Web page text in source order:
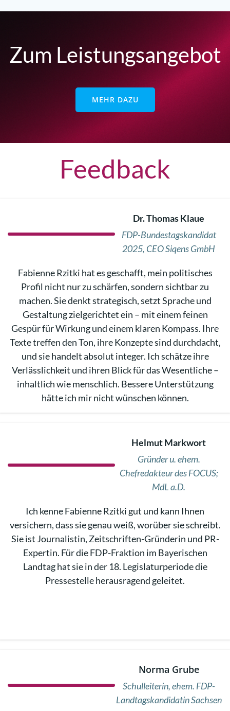
Zum Leistungsangebot
MEHR DAZU
Feedback
Dr. Thomas Klaue
FDP-Bundestagskandidat
2025, CEO Siqens GmbH
Fabienne Rzitki hat es geschafft, mein politisches
Profil nicht nur zu schärfen, sondern sichtbar zu
machen. Sie denkt strategisch, setzt Sprache und
Gestaltung zielgerichtet ein – mit einem feinen
Gespür für Wirkung und einem klaren Kompass. Ihre
Texte treffen den Ton, ihre Konzepte sind durchdacht,
und sie handelt absolut integer. Ich schätze ihre
Verlässlichkeit und ihren Blick für das Wesentliche –
inhaltlich wie menschlich. Bessere Unterstützung
hätte ich mir nicht wünschen können.
Helmut Markwort
Gründer u. ehem.
Chefredakteur des FOCUS;
MdL a.D.
Ich kenne Fabienne Rzitki gut und kann Ihnen
versichern, dass sie genau weiß, worüber sie schreibt.
Sie ist Journalistin, Zeitschriften-Gründerin und PR-
Expertin. Für die FDP-Fraktion im Bayerischen
Landtag hat sie in der 18. Legislaturperiode die
Pressestelle herausragend geleitet.
Norma Grube
Schulleiterin, ehem. FDP-
Landtagskandidatin Sachsen